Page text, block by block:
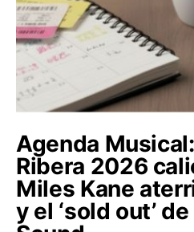
Agenda
Ribera 2026
Miles Kane
y el ‘sold out’